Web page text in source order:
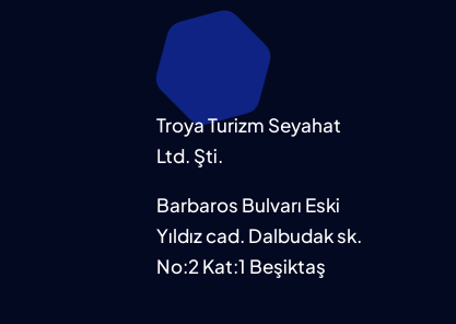
Troya Turizm Seyahat
Ltd. Şti.
Barbaros Bulvarı Eski
Yıldız cad. Dalbudak sk.
No:2 Kat:1 Beşiktaş